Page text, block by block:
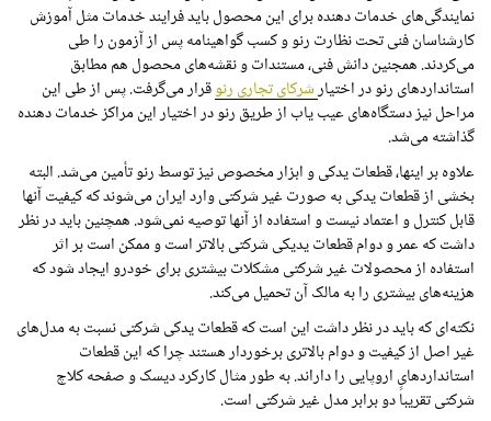
نمایندگی‌های خدمات دهنده برای این محصول باید فرایند خدمات مثل آموزش
کارشناسان فنی تحت نظارت رنو و کسب گواهینامه پس از آزمون را طی
می‌کردند. همجنین دانش فنی، مستندات و نقشه‌های محصول هم مطابق
استانداردهای رنو در اختیارشرکای تجاری رنوقرار می‌گرفت. پس از طی این
مراحل نیز دستگاه‌های عیب یاب از طریق رنو در اختیار این مراکز خدمات دهنده
گذاشته می‌شد.
علاوه بر اینها، قطعات یدکی و ابزار مخصوص نیز توسط رنو تأمین می‌شد. البته
بخشی از قطعات یدکی به صورت غیر شرکتی وارد ایران می‌شوند که کیفیت آنها
قابل کنترل و اعتماد نیست و استفاده از آنها توصیه نمی‌شود. همچنین باید در نظر
داشت که عمر و دوام قطعات یدیکی شرکتی بالاتر است و ممکن است بر اثر
استفاده از محصولات غیر شرکتی مشکلات بیشتری برای خودرو ایجاد شود که
هزینه‌های بیشتری را به مالک آن تحمیل می‌کند.
نکته‌ای که باید در نظر داشت این است که قطعات یدکی شرکتی نسبت به مدل‌های
غیر اصل از کیفیت و دوام بالاتری برخوردار هستند چرا که این قطعات
استانداردهای اروپایی را داراند. به طور مثال کارکرد دیسک و صفحه کلاچ
شرکتی تقریباً دو برابر مدل غیر شرکتی است.